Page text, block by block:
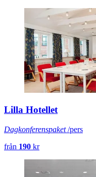
Lilla Hotellet
Dagkonferenspaket/pers
från 190 kr